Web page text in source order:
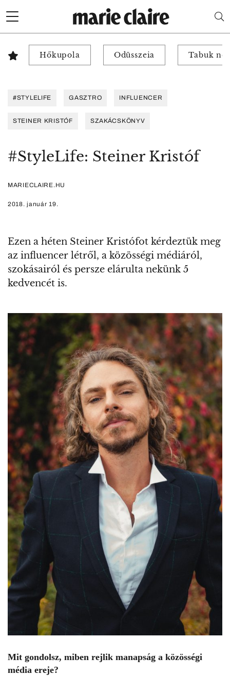
Hőkupola Odüsszeia Tabuk
#STYLELIFE GASZTRO INFLUENCER
STEINER KRISTÓF SZAKÁCSKÖNYV
#StyleLife: Steiner Kristóf
MARIECLAIRE.HU
2018. január 19.
Ezen a héten Steiner Kristófot kérdeztük meg
az influencer létről, a közösségi médiáról,
szokásairól és persze elárulta nekünk 5
kedvencét is.
Mit gondolsz, miben rejlik manapság a közösségi
média ereje?